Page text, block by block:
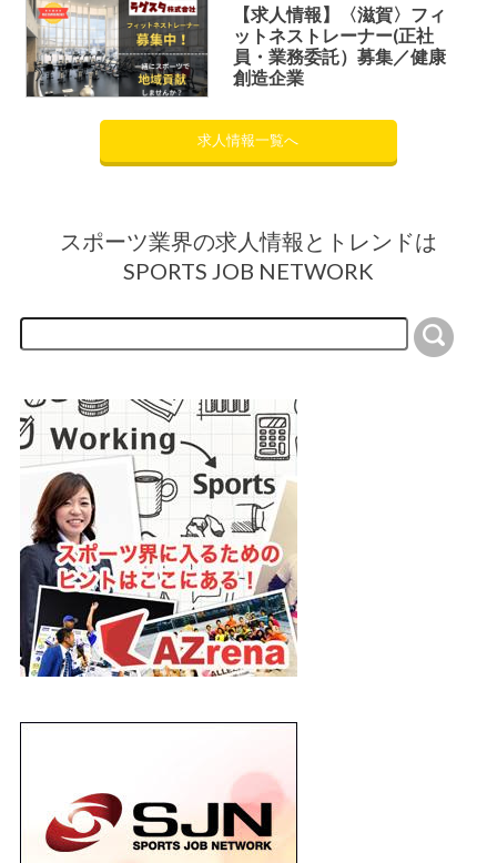
【求人情報】〈滋賀〉フィ
ットネストレーナー(正社
員・業務委託）募集／健康
創造企業
求人情報一覧へ
スポーツ業界の求人情報とトレンドは
SPORTS JOB NETWORK